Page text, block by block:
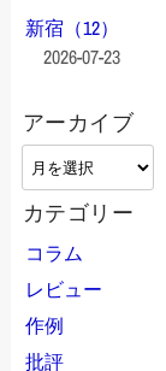
新宿（12）
2026-07-23
アーカイブ
ア
ー
カ
イ
カテゴリー
コラム
レビュー
作例
批評